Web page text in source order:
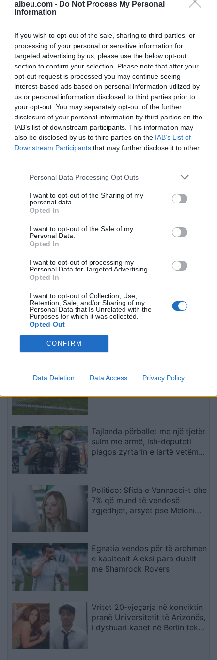
albeu.com - Do Not Process My Personal
Information
If you wish to opt-out of the sale, sharing to third parties, or
processing of your personal or sensitive information for
targeted advertising by us, please use the below opt-out
section to confirm your selection. Please note that after your
opt-out request is processed you may continue seeing
interest-based ads based on personal information utilized by
us or personal information disclosed to third parties prior to
your opt-out. You may separately opt-out of the further
disclosure of your personal information by third parties on the
IAB’s list of downstream participants. This information may
also be disclosed by us to third parties on the IAB’s List of
Downstream Participants that may further disclose it to other
Personal Data Processing Opt Outs
I want to opt-out of the Sharing of my
personal data.
Opted In
I want to opt-out of the Sale of my
Personal Data.
Opted In
I want to opt-out of processing my
Personal Data for Targeted Advertising.
Opted In
I want to opt-out of Collection, Use,
Retention, Sale, and/or Sharing of my
Personal Data that Is Unrelated with the
Purposes for which it was collected.
Opted Out
CONFIRM
Data Deletion Data Access Privacy Policy
shëtitore
Shtohen helmimet
ushqimore nga
temperaturat e larta,
Brataj: Ruani zinxhirin
ftohës
Dalin mesazhet e fundit të
Liam Payne para vdekjes
tragjike: Kërkoi 5 gramë
kokainë
Video/ Drake befason
gjatë spektaklit të
takimeve, leh si qen për
vajzën që zgjodhi: “Do të
bëj gjithçka që më kërkon
“Mrekullia që po rritet
brenda meje”/ Afrona Dika
parë, kush është partneri
misterioz i modeles?
Fluks në Pediatrinë e
Vlorës, 70-80 vizita ditore
nga virozat dhe alergjitë
te fëmijët
Ariana Grande sqaron
tërheqjen e përkohshme
planifikuar prej kohësh, jo
të fundit
Zbulimi befasues në Australi:
Valixhja që ndezi alarmin e
Tajlanda përballet me një tjetër
sulm me armë, ish-deputeti
plagos zyrtarin e lartë vetëm
Politico: Sfida e Vannacci-t dhe
7% që mund të vendosë
zgjedhjet, arsyet pse Meloni
Egnatia vendos për të ardhmen
e kapitenit Aleksi para duelit
me Shamrock Rovers
Vritet 20-vjeçarja në konviktin
pranë Universitetit të Arizonës,
i dyshuari kapet në Berlin teksa